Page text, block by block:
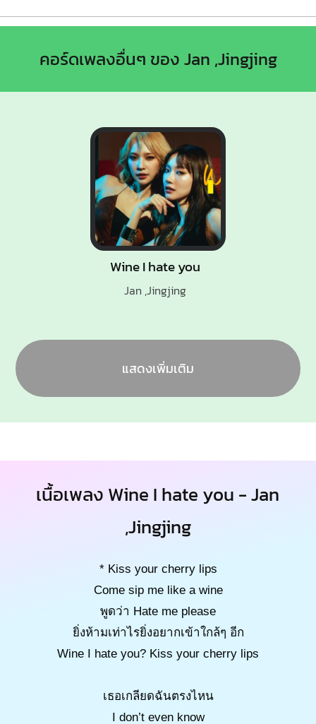
คอร์ดเพลงอื่นๆ ของ Jan ,Jingjing
Wine I hate you
Jan ,Jingjing
แสดงเพิ่มเติม
เนื้อเพลง Wine I hate you - Jan
,Jingjing
* Kiss your cherry lips
Come sip me like a wine
พูดว่า Hate me please
ยิ่งห้ามเท่าไรยิ่งอยากเข้าใกล้ๆ อีก
Wine I hate you? Kiss your cherry lips
เธอเกลียดฉันตรงไหน
I don’t even know